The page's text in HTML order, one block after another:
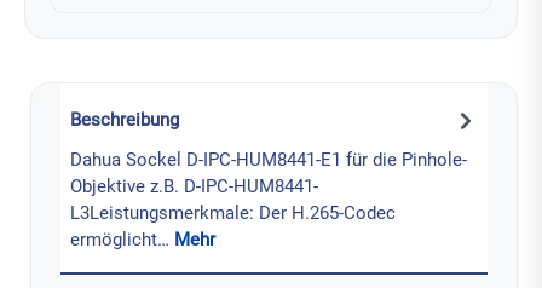
Beschreibung
Dahua Sockel D-IPC-HUM8441-E1 für die Pinhole-
Objektive z.B. D-IPC-HUM8441-
L3Leistungsmerkmale: Der H.265-Codec
ermöglicht… Mehr